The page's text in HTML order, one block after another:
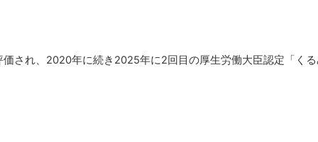
れ、2020年に続き2025年に2回目の厚生労働大臣認定「